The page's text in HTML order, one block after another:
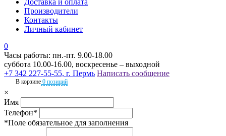
Доставка и оплата
Производители
Контакты
Личный кабинет
0
Часы работы: пн.-пт. 9.00-18.00
суббота 10.00-16.00, воскресенье – выходной
+7 342 227-55-55, г. Пермь Написать сообщение
В корзине 0 позиций
×
Имя
Телефон*
*Поле обязательное для заполнения